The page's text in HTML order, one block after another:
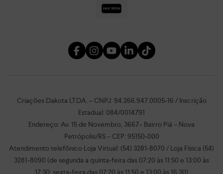
Criações Dakota LTDA. – CNPJ: 94.266.947.0005-16 / Inscrição
Estadual: 084/0014791
Endereço: Av. 15 de Novembro, 3667– Bairro Piá – Nova
Petrópolis/RS – CEP: 95150-000
Atendimento telefônico Loja Virtual: (54) 3281-8070 / Loja Física (54)
3281-8090 (de segunda a quinta-feira das 07:20 às 11:50 e 13:00 às
17:30; sexta-feira das 07:20 às 11:50 e 13:00 às 16:30)